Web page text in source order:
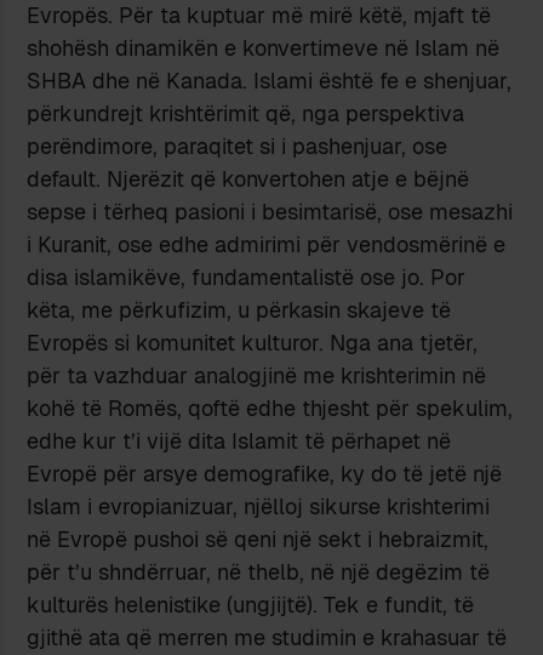
Evropës. Për ta kuptuar më mirë këtë, mjaft të
shohësh dinamikën e konvertimeve në Islam në
SHBA dhe në Kanada. Islami është fe e shenjuar,
përkundrejt krishtërimit që, nga perspektiva
perëndimore, paraqitet si i pashenjuar, ose
default. Njerëzit që konvertohen atje e bëjnë
sepse i tërheq pasioni i besimtarisë, ose mesazhi
i Kuranit, ose edhe admirimi për vendosmërinë e
disa islamikëve, fundamentalistë ose jo. Por
këta, me përkufizim, u përkasin skajeve të
Evropës si komunitet kulturor. Nga ana tjetër,
për ta vazhduar analogjinë me krishterimin në
kohë të Romës, qoftë edhe thjesht për spekulim,
edhe kur t’i vijë dita Islamit të përhapet në
Evropë për arsye demografike, ky do të jetë një
Islam i evropianizuar, njëlloj sikurse krishterimi
në Evropë pushoi së qeni një sekt i hebraizmit,
për t’u shndërruar, në thelb, në një degëzim të
kulturës helenistike (ungjijtë). Tek e fundit, të
gjithë ata që merren me studimin e krahasuar të